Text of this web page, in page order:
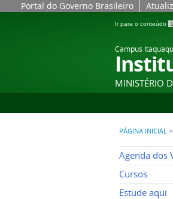
Portal do Governo Brasileiro
Ir para o conteúdo 1
Campus
MINISTÉRIO
PÁGINA INICIAL >
Agenda dos
Cursos
Estude aqui